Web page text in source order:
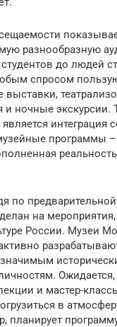
разнообразную
до людей
спросом
выставки,
и ночные экскурсии.
интеграция
программы –
по
на
России. Музеи
и мастер-
в
планирует